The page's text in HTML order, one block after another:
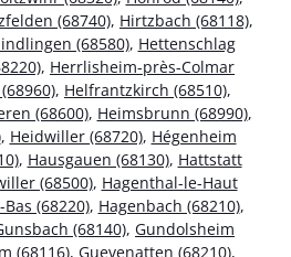
(68740), Hirtzbach (68118),
(68580), Hettenschlag
, Herrlisheim-près-Colmar
, Helfrantzkirch (68510),
(68600), Heimsbrunn (68990),
, Heidwiller (68720), Hégenheim
, Hausgauen (68130), Hattstatt
(68500), Hagenthal-le-Haut
(68220), Hagenbach (68210),
(68140), Gundolsheim
(68116), Guevenatten (68210),